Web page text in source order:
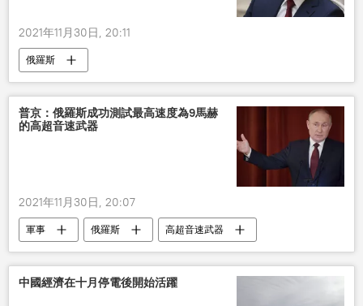
2021年11月30日, 20:11
俄羅斯
普京：俄羅斯成功測試最高速度為9馬赫
的高超音速武器
2021年11月30日, 20:07
軍事 俄羅斯 高超音速武器
中國經濟在十月停電後開始活躍